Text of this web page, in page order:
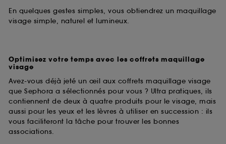
En quelques gestes simples, vous obtiendrez un maquillage
visage simple, naturel et lumineux.
Optimisez votre temps avec les coffrets maquillage
visage
Avez-vous déjà jeté un œil aux coffrets maquillage visage
que Sephora a sélectionnés pour vous ? Ultra pratiques, ils
contiennent de deux à quatre produits pour le visage, mais
aussi pour les yeux et les lèvres à utiliser en succession : ils
vous faciliteront la tâche pour trouver les bonnes
associations.